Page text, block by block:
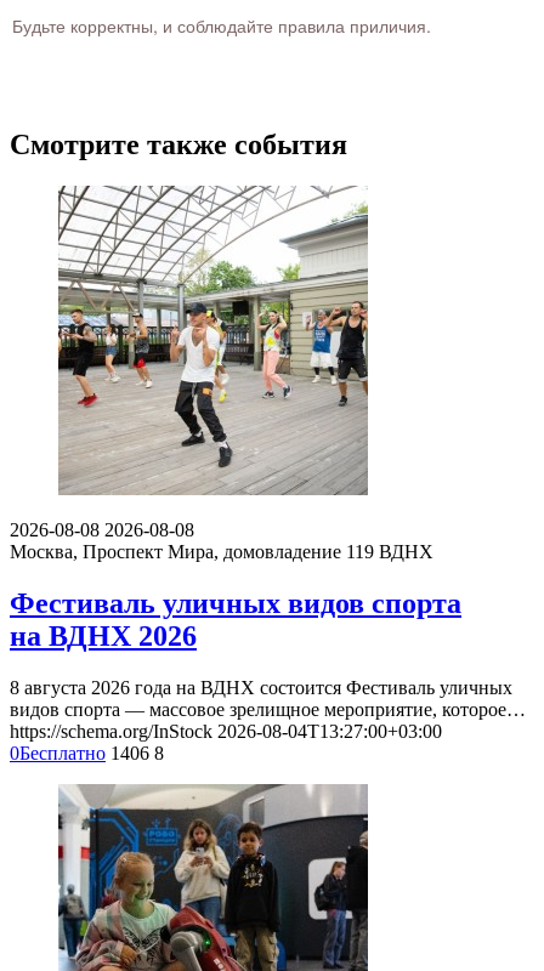
Будьте корректны, и соблюдайте правила приличия.
Смотрите также события
2026-08-08 2026-08-08
Москва, Проспект Мира, домовладение 119 ВДНХ
Фестиваль уличных видов спорта
на ВДНХ 2026
8 августа 2026 года на ВДНХ состоится Фестиваль уличных
видов спорта — массовое зрелищное мероприятие, которое…
https://schema.org/InStock 2026-08-04T13:27:00+03:00
0Бесплатно 1406 8